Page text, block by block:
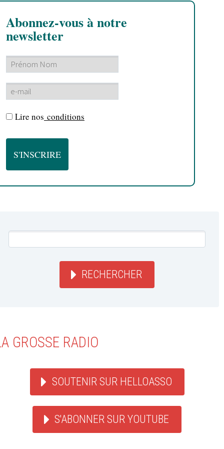
Abonnez-vous à notre
newsletter
Lire nos conditions
RECHERCHER
GROSSE RADIO
SOUTENIR SUR HELLOASSO
S'ABONNER SUR YOUTUBE